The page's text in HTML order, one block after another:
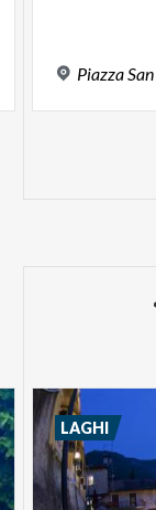
PiazzaSan
LAGHI